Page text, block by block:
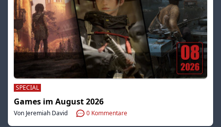
SPECIAL
Games im August 2026
Von Jeremiah David 0 Kommentare